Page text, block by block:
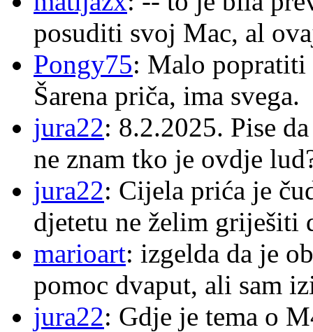
posuditi svoj Mac, al
Pongy75: Malo popratiti
Šarena priča, ima svega.
jura22: 8.2.2025. Pise
ne znam tko je ovdje
jura22: Cijela prića je
djetetu ne želim griješiti
marioart: izgelda da je
pomoc dvaput, ali sam
jura22: Gdje je tema o